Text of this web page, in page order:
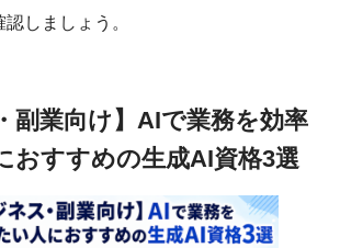
しましょう。
副業向け】AIで業務を効率
おすすめの生成AI資格3選